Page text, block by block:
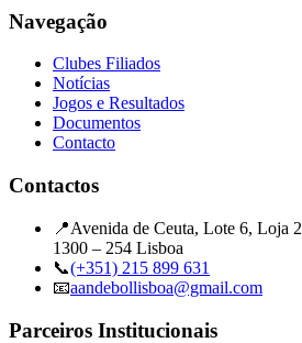
Navegação
Clubes Filiados
Notícias
Jogos e Resultados
Documentos
Contacto
Contactos
📍Avenida de Ceuta, Lote 6, Loja 2
1300 – 254 Lisboa
📞(+351) 215 899 631
📧aandebollisboa@gmail.com
Parceiros Institucionais